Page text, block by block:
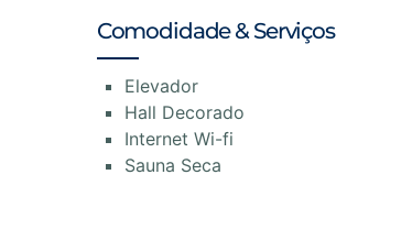
Comodidade & Serviços
Elevador
Hall Decorado
Internet Wi-fi
Sauna Seca